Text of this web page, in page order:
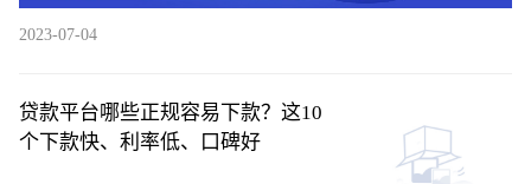
2023-07-04
贷款平台哪些正规容易下款？这10
个下款快、利率低、口碑好